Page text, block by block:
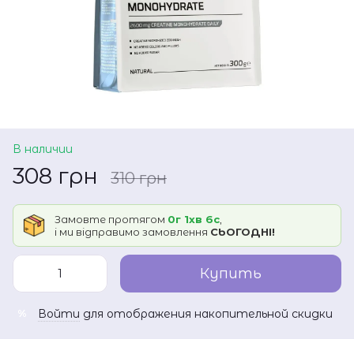
В наличии
308 грн 310 грн
Замовте протягом 0г 1хв 6с
і ми відправимо замовлення СЬОГОДНІ!
Купить
Войти для отображения накопительной скидки